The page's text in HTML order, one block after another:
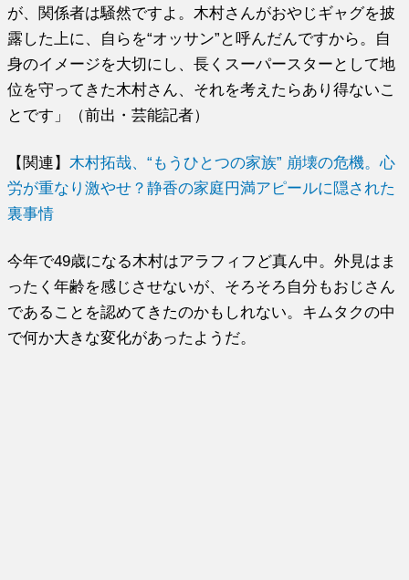
が、関係者は騒然ですよ。木村さんがおやじギャグを披
露した上に、自らを“オッサン”と呼んだんですから。自
身のイメージを大切にし、長くスーパースターとして地
位を守ってきた木村さん、それを考えたらあり得ないこ
とです」（前出・芸能記者）
【関連】 木村拓哉、“もうひとつの家族” 崩壊の危機。心
労が重なり激やせ？静香の家庭円満アピールに隠された
裏事情
今年で49歳になる木村はアラフィフど真ん中。外見はま
ったく年齢を感じさせないが、そろそろ自分もおじさん
であることを認めてきたのかもしれない。キムタクの中
で何か大きな変化があったようだ。